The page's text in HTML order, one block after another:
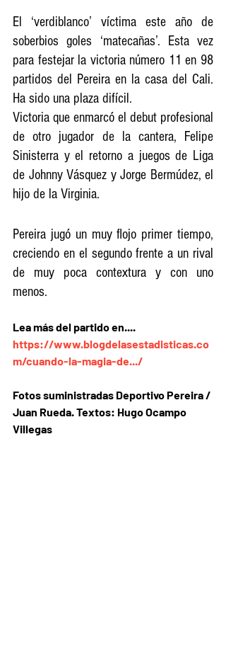
El ‘verdiblanco’ víctima este año de
soberbios goles ‘matecañas’. Esta vez
para festejar la victoria número 11 en 98
partidos del Pereira en la casa del Cali.
Ha sido una plaza difícil.
Victoria que enmarcó el debut profesional
de otro jugador de la cantera, Felipe
Sinisterra y el retorno a juegos de Liga
de Johnny Vásquez y Jorge Bermúdez, el
hijo de la Virginia.
Pereira jugó un muy flojo primer tiempo,
creciendo en el segundo frente a un rival
de muy poca contextura y con uno
menos.
Lea más del partido en....
https://www.blogdelasestadisticas.co
m/cuando-la-magia-de.../
Fotos suministradas Deportivo Pereira /
Juan Rueda. Textos: Hugo Ocampo
Villegas